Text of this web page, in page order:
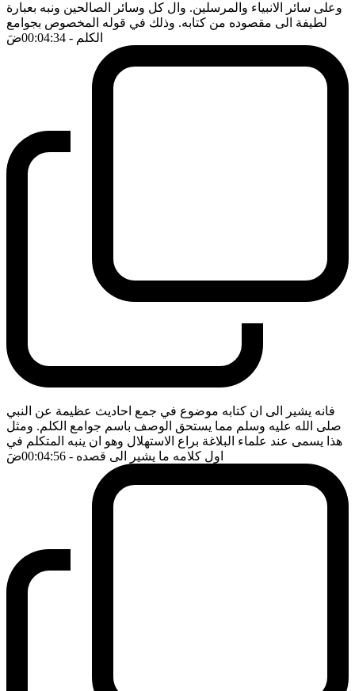
وعلى سائر الانبياء والمرسلين. وال كل وسائر الصالحين ونبه بعبارة
لطيفة الى مقصوده من كتابه. وذلك في قوله المخصوص بجوامع
الكلم - 00:04:34 ضَ
فانه يشير الى ان كتابه موضوع في جمع احاديث عظيمة عن النبي
صلى الله عليه وسلم مما يستحق الوصف باسم جوامع الكلم. ومثل
هذا يسمى عند علماء البلاغة براع الاستهلال وهو ان ينبه المتكلم في
اول كلامه ما يشير الى قصده - 00:04:56 ضَ